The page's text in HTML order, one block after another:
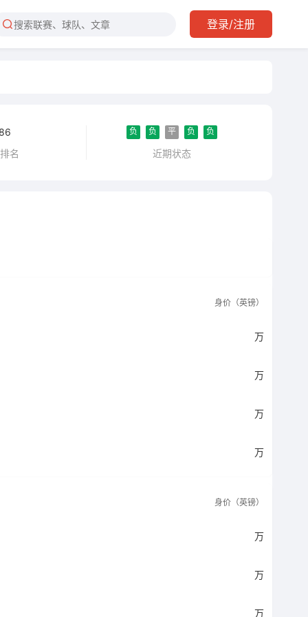
登录/注册
名
负 负 平 负 负
近期状态
身价（英镑）
万
万
万
万
身价（英镑）
万
万
万